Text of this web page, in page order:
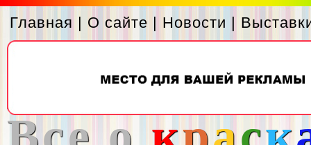
Главная | О сайте | Новости |